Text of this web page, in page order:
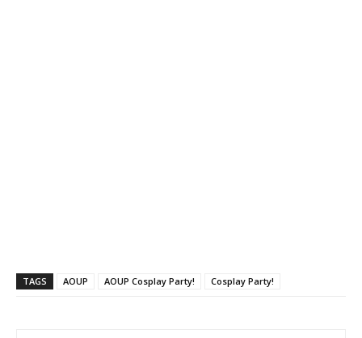
TAGS AOUP AOUP Cosplay Party! Cosplay Party!